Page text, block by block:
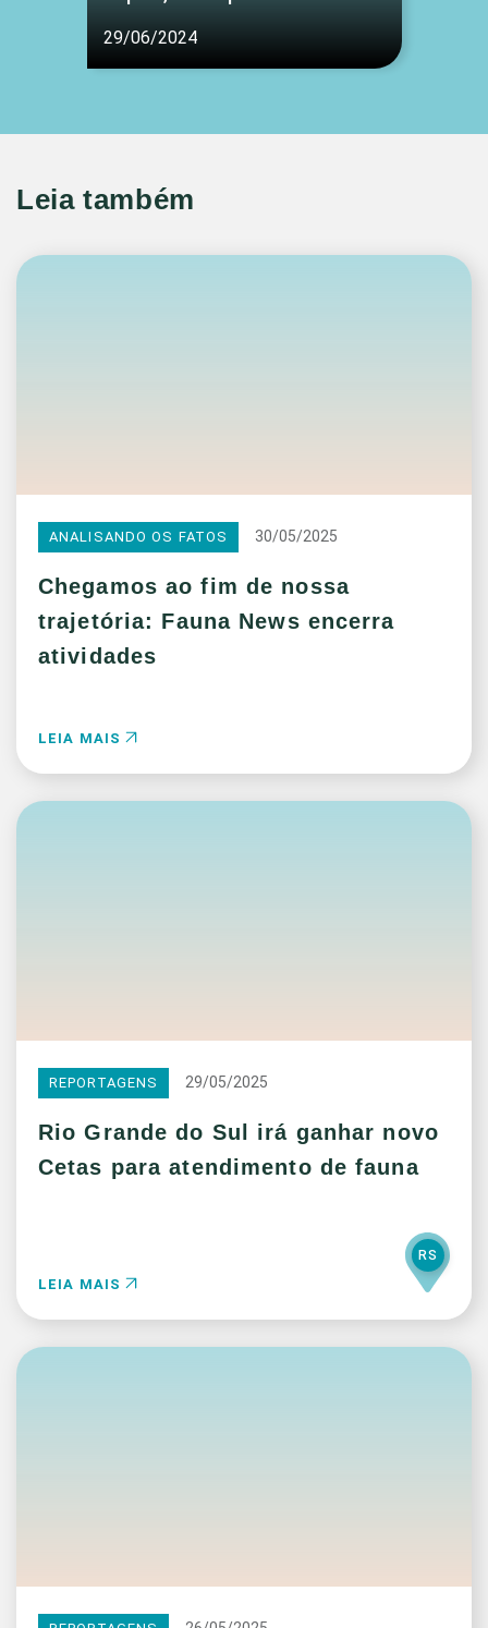
29/06/2024
Leia também
ANALISANDO OS FATOS 30/05/2025
Chegamos ao fim de nossa
trajetória: Fauna News encerra
atividades
LEIA MAIS
REPORTAGENS 29/05/2025
Rio Grande do Sul irá ganhar novo
Cetas para atendimento de fauna
LEIA MAIS
RS